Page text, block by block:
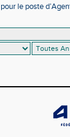
le poste